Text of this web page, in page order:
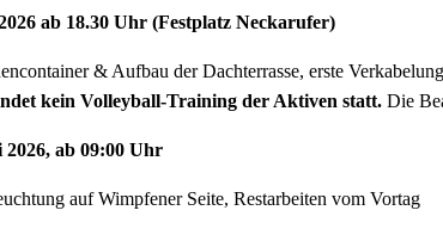
ab 18.30 Uhr (Festplatz Neckarufer)
& Aufbau der Dachterrasse, erste
kein Volleyball-Training der Aktiven statt. Die
2026, ab 09:00 Uhr
auf Wimpfener Seite, Restarbeiten vom Vortag